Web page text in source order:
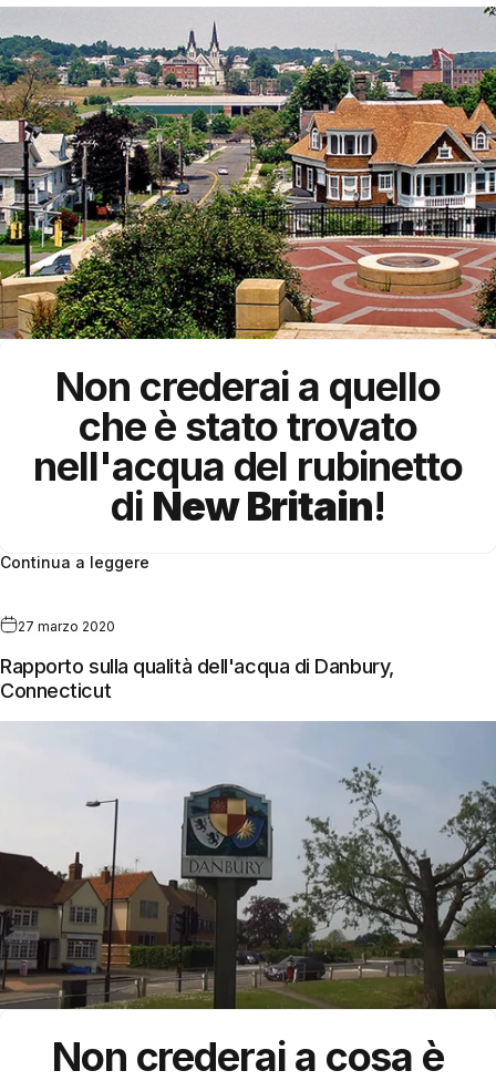
Non crederai a quello
che è stato trovato
nell'acqua del rubinetto
di New Britain!
Continua a leggere
27 marzo 2020
Rapporto sulla qualità dell'acqua di Danbury,
Connecticut
Non crederai a cosa è